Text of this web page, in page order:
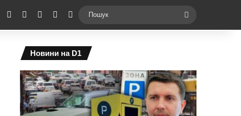
Facebook YouTubeInstagramTelegramSwitch skin
Новини на D1